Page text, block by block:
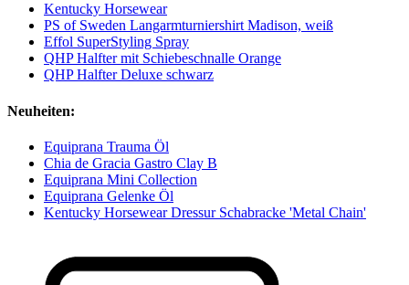
Kentucky Horsewear
PS of Sweden Langarmturniershirt Madison, weiß
Effol SuperStyling Spray
QHP Halfter mit Schiebeschnalle Orange
QHP Halfter Deluxe schwarz
Neuheiten:
Equiprana Trauma Öl
Chia de Gracia Gastro Clay B
Equiprana Mini Collection
Equiprana Gelenke Öl
Kentucky Horsewear Dressur Schabracke 'Metal Chain'